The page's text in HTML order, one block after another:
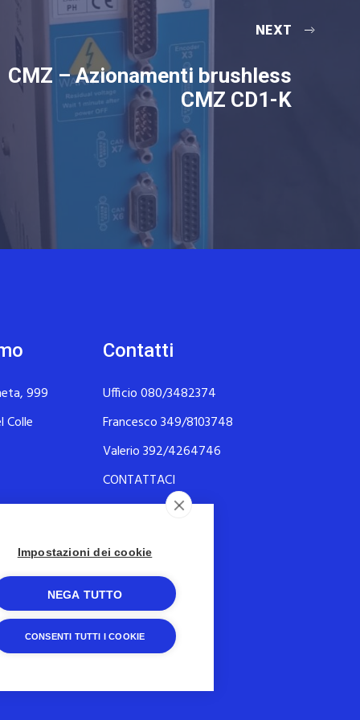
NEXT
CMZ – Azionamenti brushless
CMZ CD1-K
999
Colle
Policy
Contatti
Ufficio 080/3482374
Francesco 349/8103748
Valerio 392/4264746
CONTATTACI
(BA) – P.IVA 07106080729
per i quali sussiste
Impostazioni dei cookie
NEGA TUTTO
CONSENTI TUTTI I COOKIE